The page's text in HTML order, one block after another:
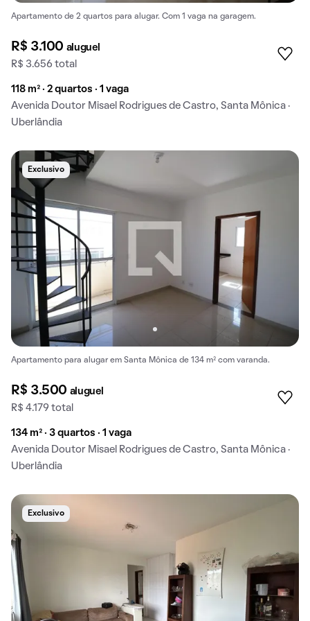
Apartamento de 2 quartos para alugar. Com 1 vaga na garagem.
R$ 3.100 aluguel
R$ 3.656 total
118 m² · 2 quartos · 1 vaga
Avenida Doutor Misael Rodrigues de Castro, Santa Mônica ·
Uberlândia
Exclusivo
Apartamento para alugar em Santa Mônica de 134 m² com varanda.
R$ 3.500 aluguel
R$ 4.179 total
134 m² · 3 quartos · 1 vaga
Avenida Doutor Misael Rodrigues de Castro, Santa Mônica ·
Uberlândia
Exclusivo